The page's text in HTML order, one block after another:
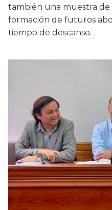
también una muestra de
formación de futuros
tiempo de descanso.